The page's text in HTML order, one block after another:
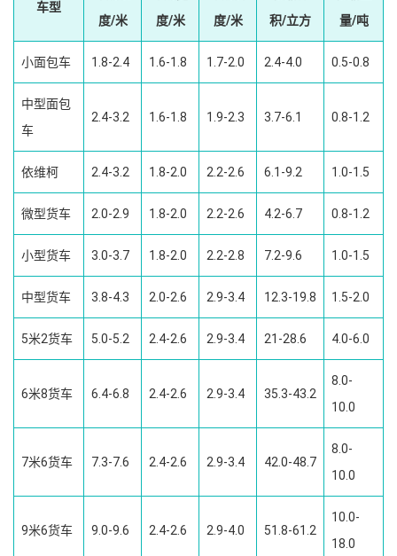
车型
度/米
度/米
度/米
积/立方
量/吨
小面包车 1.8-2.4 1.6-1.8 1.7-2.0 2.4-4.0 0.5-0.8
中型面包
车
2.4-3.2 1.6-1.8 1.9-2.3 3.7-6.1 0.8-1.2
依维柯 2.4-3.2 1.8-2.0 2.2-2.6 6.1-9.2 1.0-1.5
微型货车 2.0-2.9 1.8-2.0 2.2-2.6 4.2-6.7 0.8-1.2
小型货车 3.0-3.7 1.8-2.0 2.2-2.8 7.2-9.6 1.0-1.5
中型货车 3.8-4.3 2.0-2.6 2.9-3.4 12.3-19.8 1.5-2.0
5米2货车 5.0-5.2 2.4-2.6 2.9-3.4 21-28.6 4.0-6.0
6米8货车 6.4-6.8 2.4-2.6 2.9-3.4 35.3-43.2
8.0-
10.0
7米6货车 7.3-7.6 2.4-2.6 2.9-3.4 42.0-48.7
8.0-
10.0
9米6货车 9.0-9.6 2.4-2.6 2.9-4.0 51.8-61.2
10.0-
18.0